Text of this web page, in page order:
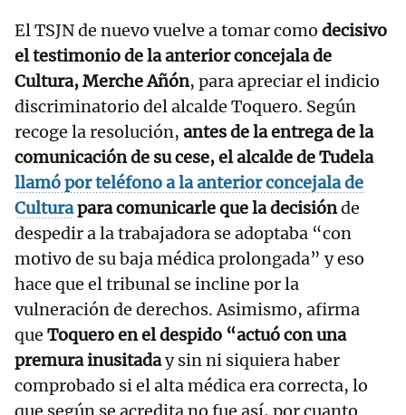
El TSJN de nuevo vuelve a tomar como decisivo
el testimonio de la anterior concejala de
Cultura, Merche Añón, para apreciar el indicio
discriminatorio del alcalde Toquero. Según
recoge la resolución, antes de la entrega de la
comunicación de su cese, el alcalde de Tudela
llamó por teléfono a la anterior concejala de
Culturapara comunicarle que la decisiónde
despedir a la trabajadora se adoptaba “con
motivo de su baja médica prolongada” y eso
hace que el tribunal se incline por la
vulneración de derechos. Asimismo, afirma
que Toquero en el despido “actuó con una
premura inusitaday sin ni siquiera haber
comprobado si el alta médica era correcta, lo